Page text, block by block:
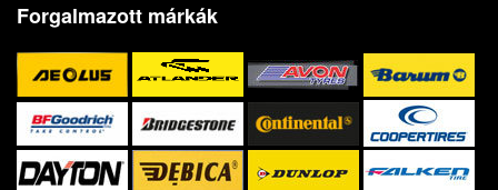
Forgalmazott márkák